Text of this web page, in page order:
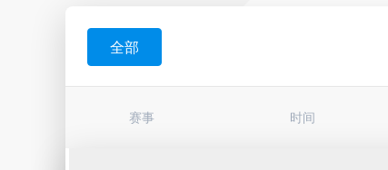
全部
赛事 时间